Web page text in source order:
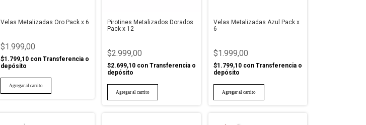
Velas Metalizadas Oro Pack x 6
$1.999,00
$1.799,10 con Transferencia o
depósito
Pirotines Metalizados Dorados
Pack x 12
$2.999,00
$2.699,10 con Transferencia o
depósito
Velas Metalizadas Azul Pack x
6
$1.999,00
$1.799,10 con Transferencia o
depósito